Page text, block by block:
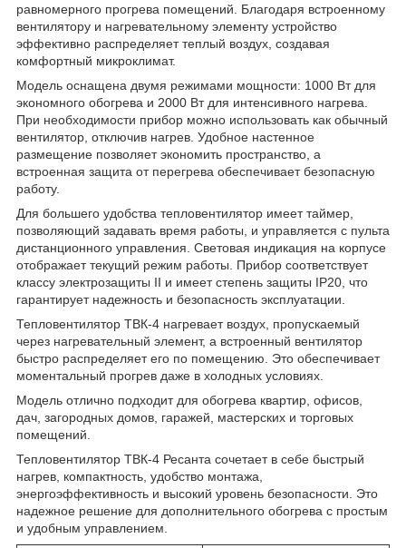
равномерного прогрева помещений. Благодаря встроенному
вентилятору и нагревательному элементу устройство
эффективно распределяет теплый воздух, создавая
комфортный микроклимат.
Модель оснащена двумя режимами мощности: 1000 Вт для
экономного обогрева и 2000 Вт для интенсивного нагрева.
При необходимости прибор можно использовать как обычный
вентилятор, отключив нагрев. Удобное настенное
размещение позволяет экономить пространство, а
встроенная защита от перегрева обеспечивает безопасную
работу.
Для большего удобства тепловентилятор имеет таймер,
позволяющий задавать время работы, и управляется с пульта
дистанционного управления. Световая индикация на корпусе
отображает текущий режим работы. Прибор соответствует
классу электрозащиты II и имеет степень защиты IP20, что
гарантирует надежность и безопасность эксплуатации.
Тепловентилятор ТВК-4 нагревает воздух, пропускаемый
через нагревательный элемент, а встроенный вентилятор
быстро распределяет его по помещению. Это обеспечивает
моментальный прогрев даже в холодных условиях.
Модель отлично подходит для обогрева квартир, офисов,
дач, загородных домов, гаражей, мастерских и торговых
помещений.
Тепловентилятор ТВК-4 Ресанта сочетает в себе быстрый
нагрев, компактность, удобство монтажа,
энергоэффективность и высокий уровень безопасности. Это
надежное решение для дополнительного обогрева с простым
и удобным управлением.